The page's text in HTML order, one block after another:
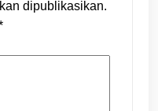
dipublikasikan.